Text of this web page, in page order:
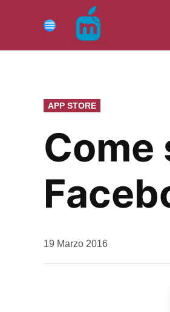
contenuto
Menu
PUBBLICATO
IN
APP STORE
Come
da
19 Marzo 2016